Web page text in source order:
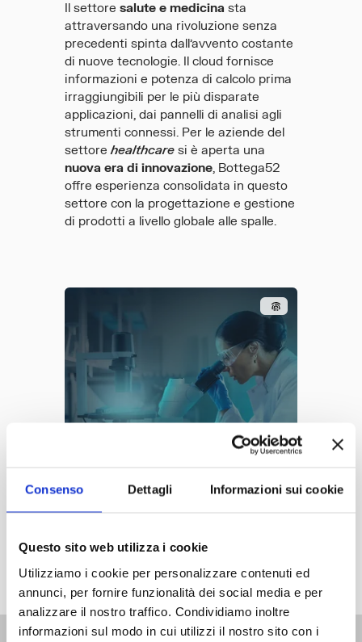
Consenso Dettagli Informazioni sui cookie
Questo sito web utilizza i cookie
Utilizziamo i cookie per personalizzare contenuti ed
annunci, per fornire funzionalità dei social media e per
analizzare il nostro traffico. Condividiamo inoltre
informazioni sul modo in cui utilizzi il nostro sito con i
Il settore salute e medicina sta
attraversando una rivoluzione senza
precedenti spinta dall’avvento costante
di nuove tecnologie. Il cloud fornisce
informazioni e potenza di calcolo prima
irraggiungibili per le più disparate
applicazioni, dai pannelli di analisi agli
strumenti connessi. Per le aziende del
settorehealthcare si è aperta una
nuova era di innovazione, Bottega52
offre esperienza consolidata in questo
settore con la progettazione e gestione
di prodotti a livello globale alle spalle.
Medical Cloud Platform